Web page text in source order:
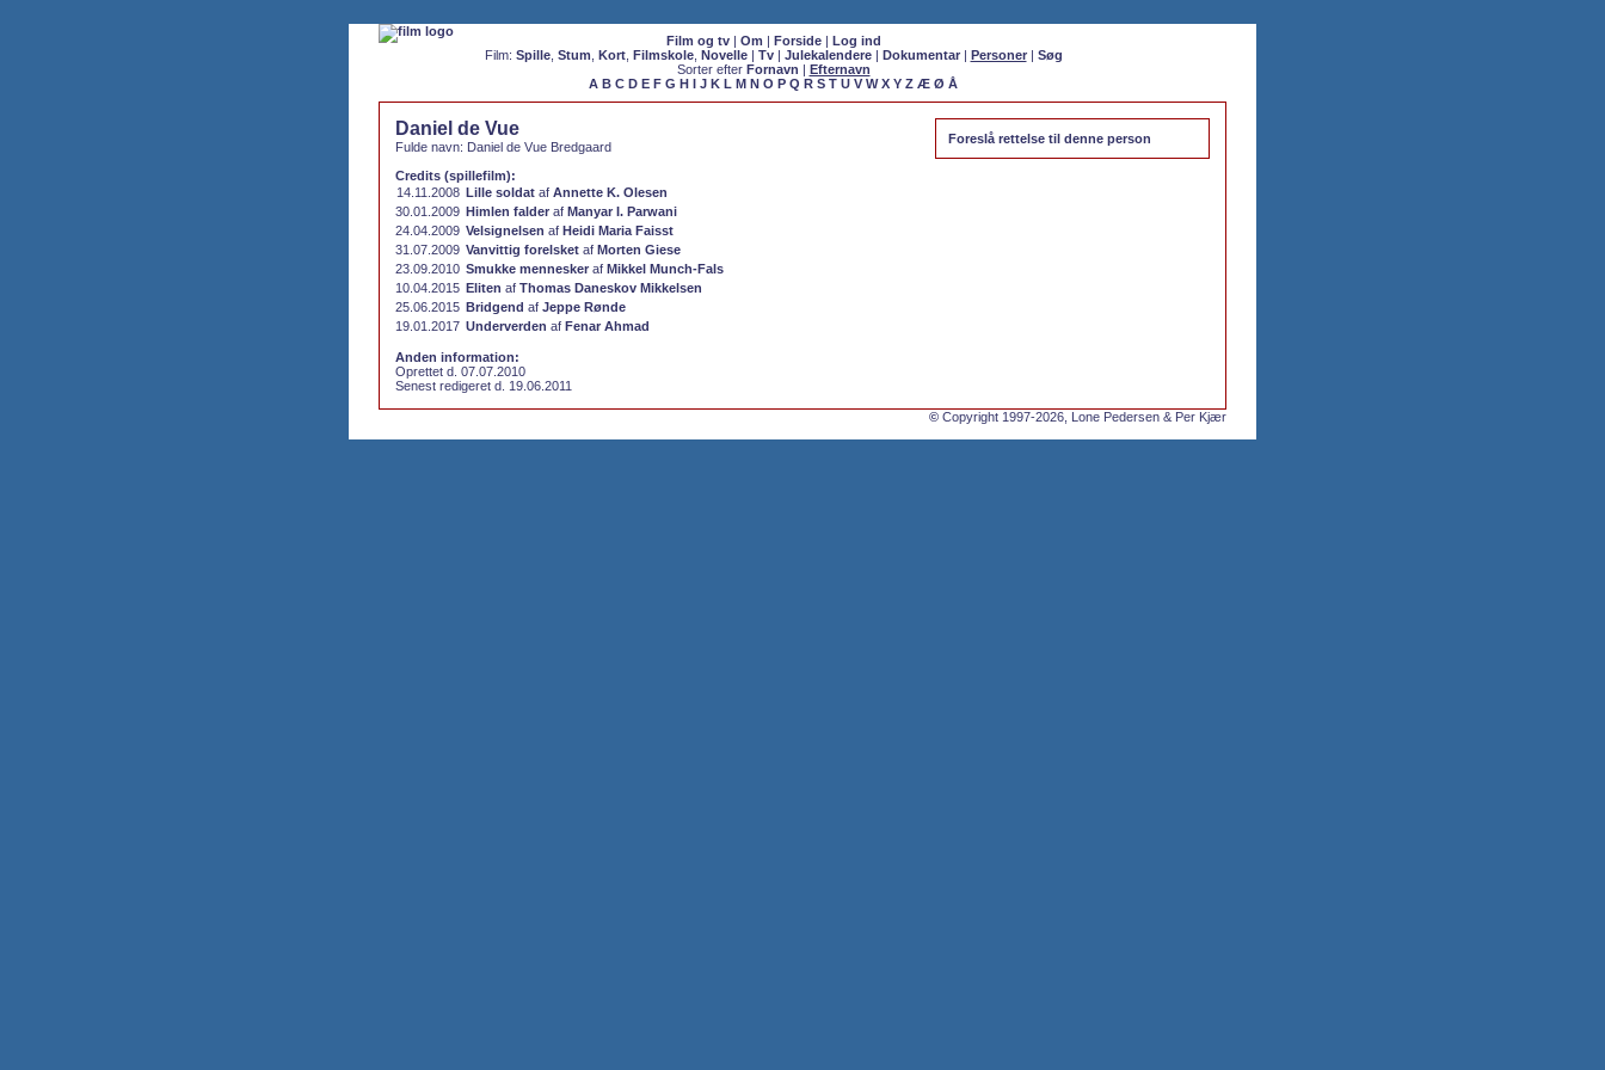
Film og tv| Om | Forside| Log ind
Film: Spille, Stum Kort, Filmskole, Novelle| Tv| Julekalendere| Dokumentar| Personer| Søg
Sorter efter Fornavn | Efternavn
A B C D E F G H I J K L M N O P Q R S T U V WX Y Z Æ Ø Å
Foreslå rettelse til denne person
Daniel de Vue
Fulde navn: Daniel de Vue Bredgaard
Credits (spillefilm):
14.11.2008 Lille soldat af Annette K. Olesen
30.01.2009 Himlen falder af Manyar I. Parwani
24.04.2009 Velsignelsen af Heidi Maria Faisst
31.07.2009 Vanvittig forelsket af Morten Giese
23.09.2010 Smukke mennesker af Mikkel Munch-Fals
10.04.2015 Eliten af Thomas Daneskov Mikkelsen
25.06.2015 Bridgend af Jeppe Rønde
19.01.2017 Underverden af Fenar Ahmad
Anden information:
Oprettet d. 07.07.2010
Senest redigeret d. 19.06.2011
© Copyright 1997-2026, Lone Pedersen & Per Kjær